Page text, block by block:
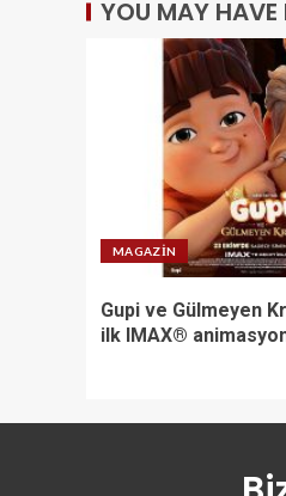
YOU MAY HAVE
MAGAZIN
Gupi ve Gülmeyen
ilk IMAX®